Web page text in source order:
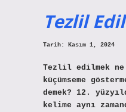
Tezlil
Tarih: Kasım 1, 2024
Tezlil edilmek ne
küçümseme
demek? 12.
kelime aynı